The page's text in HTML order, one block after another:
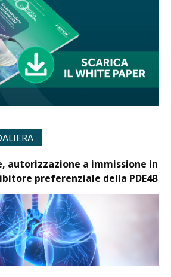
autorizzazione a immissione in
preferenziale della PDE4B